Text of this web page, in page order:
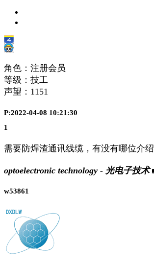
角色：注册会员
等级：技工
声望： 1151
P:2022-04-08 10:21:30
1
需要防焊渣通讯线缆，有没有哪位介绍
optoelectronic technology - 光电子技术
w53861